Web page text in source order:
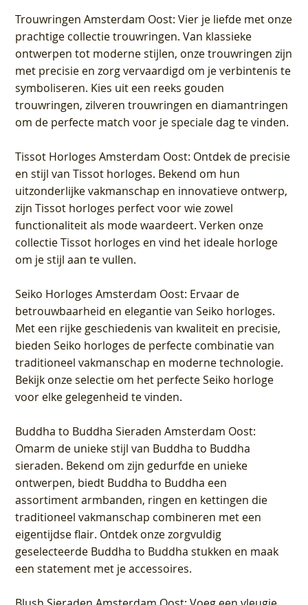
Trouwringen Amsterdam Oost: Vier je liefde met onze
prachtige collectie trouwringen. Van klassieke
ontwerpen tot moderne stijlen, onze trouwringen zijn
met precisie en zorg vervaardigd om je verbintenis te
symboliseren. Kies uit een reeks gouden
trouwringen, zilveren trouwringen en diamantringen
om de perfecte match voor je speciale dag te vinden.
Tissot Horloges Amsterdam Oost: Ontdek de precisie
en stijl van Tissot horloges. Bekend om hun
uitzonderlijke vakmanschap en innovatieve ontwerp,
zijn Tissot horloges perfect voor wie zowel
functionaliteit als mode waardeert. Verken onze
collectie Tissot horloges en vind het ideale horloge
om je stijl aan te vullen.
Seiko Horloges Amsterdam Oost: Ervaar de
betrouwbaarheid en elegantie van Seiko horloges.
Met een rijke geschiedenis van kwaliteit en precisie,
bieden Seiko horloges de perfecte combinatie van
traditioneel vakmanschap en moderne technologie.
Bekijk onze selectie om het perfecte Seiko horloge
voor elke gelegenheid te vinden.
Buddha to Buddha Sieraden Amsterdam Oost:
Omarm de unieke stijl van Buddha to Buddha
sieraden. Bekend om zijn gedurfde en unieke
ontwerpen, biedt Buddha to Buddha een
assortiment armbanden, ringen en kettingen die
traditioneel vakmanschap combineren met een
eigentijdse flair. Ontdek onze zorgvuldig
geselecteerde Buddha to Buddha stukken en maak
een statement met je accessoires.